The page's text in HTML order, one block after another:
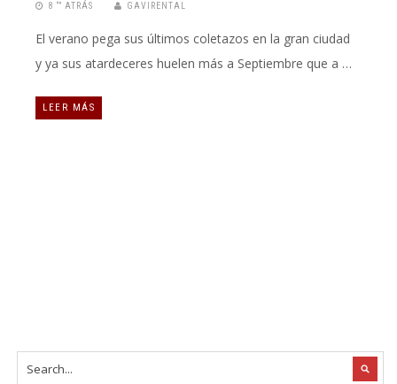
8 “” ATRÁS GAVIRENTAL
El verano pega sus últimos coletazos en la gran ciudad
y ya sus atardeceres huelen más a Septiembre que a …
LEER MÁS